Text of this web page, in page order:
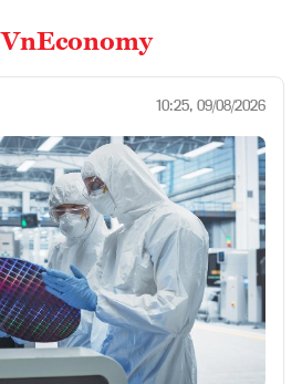
VnEconomy
10:25, 09/08/2026